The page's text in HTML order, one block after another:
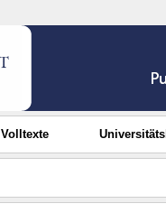
Volltexte